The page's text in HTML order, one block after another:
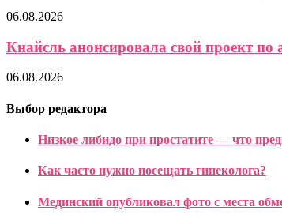
06.08.2026
Кнайсль анонсировала свой проект по
06.08.2026
Выбор редактора
Низкое либидо при простатите — что
Как часто нужно посещать гинеколога?
Мединский опубликовал фото с места